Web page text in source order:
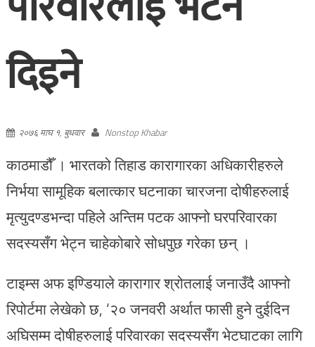
दिइने
२०७६ माघ १, बुधवार Nonstop Khabar
काठमाडौँ । भारतको तिहाड कारागारका अधिकारीहरुले
निर्भया सामूहिक बलात्कार घटनाका चारजना दोषीहरुलाई
मृत्युदण्डभन्दा पहिले अन्तिम पटक आफ्नो घरपरिवारका
सदस्यसँग भेट्न चाहेकोबारे सोधपुछ गरेका छन् ।
टाइम्स अफ इण्डियाले कारागार श्रोतलाई जनाउँदै आफ्नो
रिपोर्टमा लेखेको छ, ‘२० जनवरी अर्थात फासी हुने दुईदिन
अघिसम्म दोषीहरुलाई परिवारका सदस्यसँग भेटघाटका लागि